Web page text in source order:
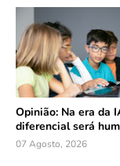
Opinião: Na era da
diferencial será
07 Agosto, 2026